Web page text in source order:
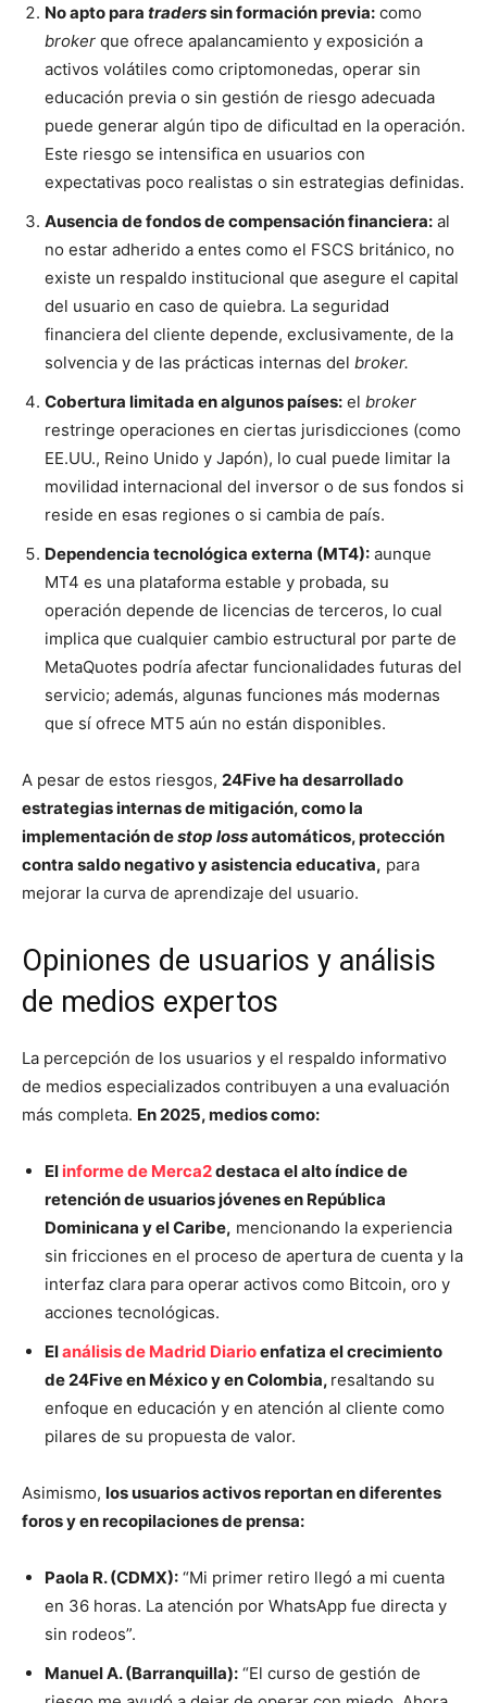
No apto para traderssin formación previa: como
broker que ofrece apalancamiento y exposición a
activos volátiles como criptomonedas, operar sin
educación previa o sin gestión de riesgo adecuada
puede generar algún tipo de dificultad en la operación.
Este riesgo se intensifica en usuarios con
expectativas poco realistas o sin estrategias definidas.
Ausencia de fondos de compensación financiera: al
no estar adherido a entes como el FSCS británico, no
existe un respaldo institucional que asegure el capital
del usuario en caso de quiebra. La seguridad
financiera del cliente depende, exclusivamente, de la
solvencia y de las prácticas internas del broker.
Cobertura limitada en algunos países: el broker
restringe operaciones en ciertas jurisdicciones (como
EE.UU., Reino Unido y Japón), lo cual puede limitar la
movilidad internacional del inversor o de sus fondos si
reside en esas regiones o si cambia de país.
Dependencia tecnológica externa (MT4): aunque
MT4 es una plataforma estable y probada, su
operación depende de licencias de terceros, lo cual
implica que cualquier cambio estructural por parte de
MetaQuotes podría afectar funcionalidades futuras del
servicio; además, algunas funciones más modernas
que sí ofrece MT5 aún no están disponibles.
A pesar de estos riesgos, 24Five ha desarrollado
estrategias internas de mitigación, como la
implementación destop lossautomáticos, protección
contra saldo negativo y asistencia educativa, para
mejorar la curva de aprendizaje del usuario.
Opiniones de usuarios y análisis
de medios expertos
La percepción de los usuarios y el respaldo informativo
de medios especializados contribuyen a una evaluación
más completa. En 2025, medios como:
El informe de Merca2destaca el alto índice de
retención de usuarios jóvenes en República
Dominicana y el Caribe, mencionando la experiencia
sin fricciones en el proceso de apertura de cuenta y la
interfaz clara para operar activos como Bitcoin, oro y
acciones tecnológicas.
Elanálisis de Madrid Diarioenfatiza el crecimiento
de 24Five en México y en Colombia, resaltando su
enfoque en educación y en atención al cliente como
pilares de su propuesta de valor.
Asimismo, los usuarios activos reportan en diferentes
foros y en recopilaciones de prensa:
Paola R. (CDMX): “Mi primer retiro llegó a mi cuenta
en 36 horas. La atención por WhatsApp fue directa y
sin rodeos”.
Manuel A. (Barranquilla): “El curso de gestión de